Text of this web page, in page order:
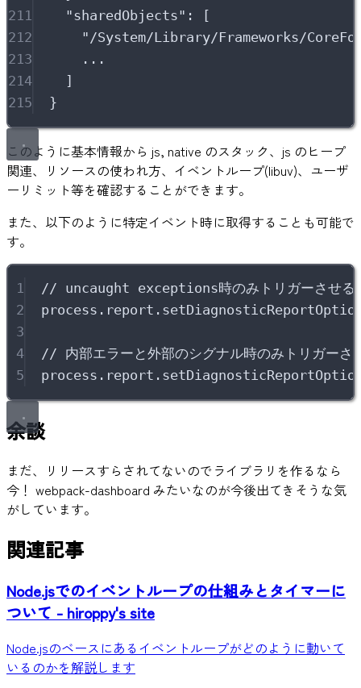
211
"sharedObjects" :
[
212
" /System/Library/Frameworks/
213
...
214
]
215
}
このように基本情報から js, native のスタック、js のヒープ
関連、リソースの使われ方、イベントループ(libuv)、ユーザ
ーリミット等を確認することができます。
また、以下のように特定イベント時に取得することも可能で
す。
1
// uncaught exceptions時のみトリガーさせる
2
process . report .
3
4
// 内部エラーと外部のシグナル時のみトリガーさ
5
process . report .
余談
まだ、リリースすらされてないのでライブラリを作るなら
今！ webpack-dashboard みたいなのが今後出てきそうな気
がしています。
関連記事
Node.jsでのイベントループの仕組みとタイマーに
ついて - hiroppy's site
Node.jsのベースにあるイベントループがどのように動いて
いるのかを解説します